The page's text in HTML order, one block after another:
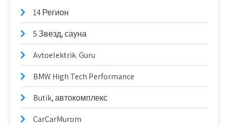
14 Регион
5 Звезд, сауна
Avtoelektrik. Guru
BMW High Tech Performance
Butik, автокомплекс
CarCarMurom